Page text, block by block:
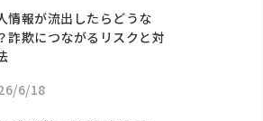
情報が流出したらどうな
詐欺につながるリスクと対
6/18